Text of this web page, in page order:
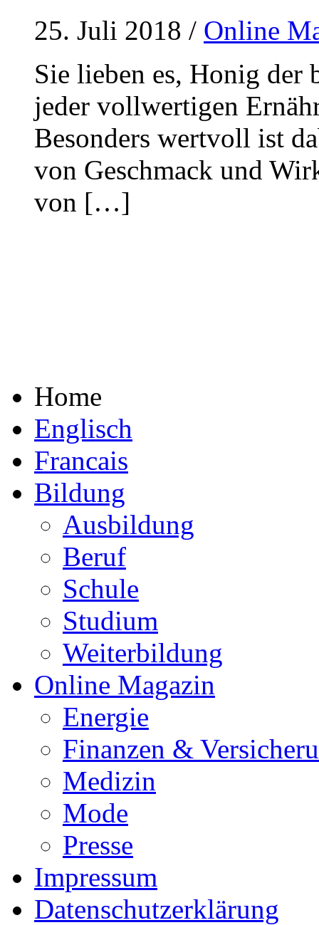
25. Juli 2018 / Online
Sie lieben es, Honig der
jeder vollwertigen
Besonders wertvoll ist
von Geschmack und
von […]
Home
Englisch
Francais
Bildung
Ausbildung
Beruf
Schule
Studium
Weiterbildung
Online Magazin
Energie
Finanzen &
Medizin
Mode
Presse
Impressum
Datenschutzerklärung